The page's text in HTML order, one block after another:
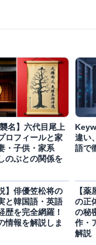
名】六代目尾上
ロフィールと家
・子供・家系
のぶとの関係を
違い
語で
】俳優笠松将の
と韓国語・英語
歴を完全網羅！
情報を解説しま
【
の正
の秘
作・
解説